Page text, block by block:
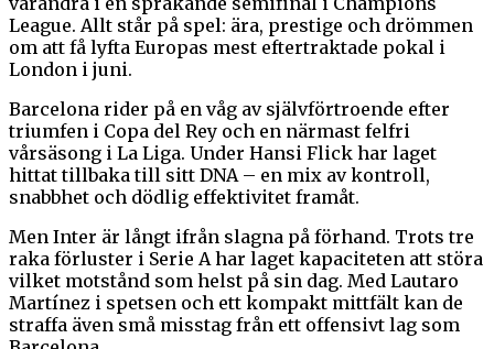
League. Allt står på spel: ära, prestige och drömmen
om att få lyfta Europas mest eftertraktade pokal i
London i juni.
Barcelona rider på en våg av självförtroende efter
triumfen i Copa del Rey och en närmast felfri
vårsäsong i La Liga. Under Hansi Flick har laget
hittat tillbaka till sitt DNA – en mix av kontroll,
snabbhet och dödlig effektivitet framåt.
Men Inter är långt ifrån slagna på förhand. Trots tre
raka förluster i Serie A har laget kapaciteten att störa
vilket motstånd som helst på sin dag. Med Lautaro
Martínez i spetsen och ett kompakt mittfält kan de
straffa även små misstag från ett offensivt lag som